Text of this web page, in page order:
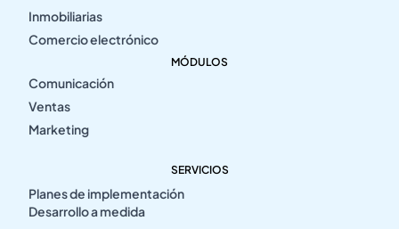
Inmobiliarias
Comercio electrónico
MÓDULOS
Comunicación
Ventas
Marketing
SERVICIOS
Planes de implementación
Desarrollo a medida